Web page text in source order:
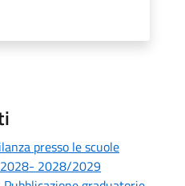
presso le scuole
2028/2029